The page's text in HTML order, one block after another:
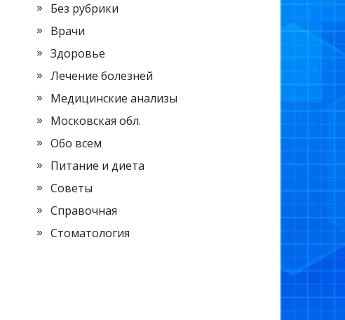
Без рубрики
Врачи
Здоровье
Лечение болезней
Медицинские анализы
Московская обл.
Обо всем
Питание и диета
Советы
Справочная
Стоматология